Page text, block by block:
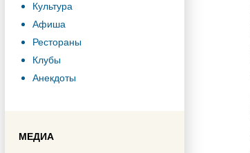
Культура
Афиша
Рестораны
Клубы
Анекдоты
МЕДИА